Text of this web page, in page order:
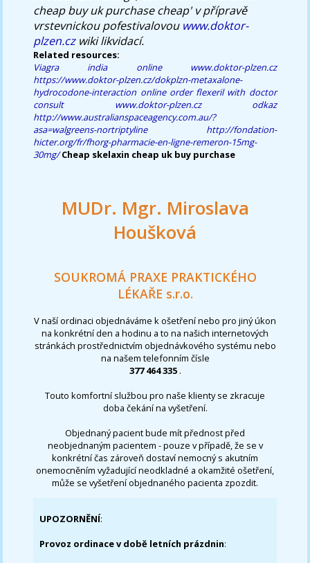
cheap buy uk purchase cheap' v přípravě
vrstevnickou pofestivalovou www.doktor-
plzen.czwiki likvidací.
Related resources:
Viagra india online
www.doktor-plzen.cz
https://www.doktor-plzen.cz/dokplzn-metaxalone-
hydrocodone-interaction online order flexeril with doctor
consult
www.doktor-plzen.cz
odkaz
http://www.australianspaceagency.com.au/?
asa=walgreens-nortriptyline
http://fondation-
hicter.org/fr/fhorg-pharmacie-en-ligne-remeron-15mg-
30mg/ Cheap skelaxin cheap uk buy purchase
MUDr. Mgr. Miroslava
Houšková
SOUKROMÁ PRAXE PRAKTICKÉHO
LÉKAŘE s.r.o.
V naší ordinaci objednáváme k ošetření nebo pro jiný úkon
na konkrétní den a hodinu a to na našich internetových
stránkách prostřednictvím objednávkového systému nebo
na našem telefonním čísle
377 464 335 .
Touto komfortní službou pro naše klienty se zkracuje
doba čekání na vyšetření.
Objednaný pacient bude mít přednost před
neobjednaným pacientem - pouze v případě, že se v
konkrétní čas zároveň dostaví nemocný s akutním
onemocněním vyžadující neodkladné a okamžité ošetření,
může se vyšetření objednaného pacienta zpozdit.
UPOZORNĚNÍ:
Provoz ordinace v době letních prázdnin: